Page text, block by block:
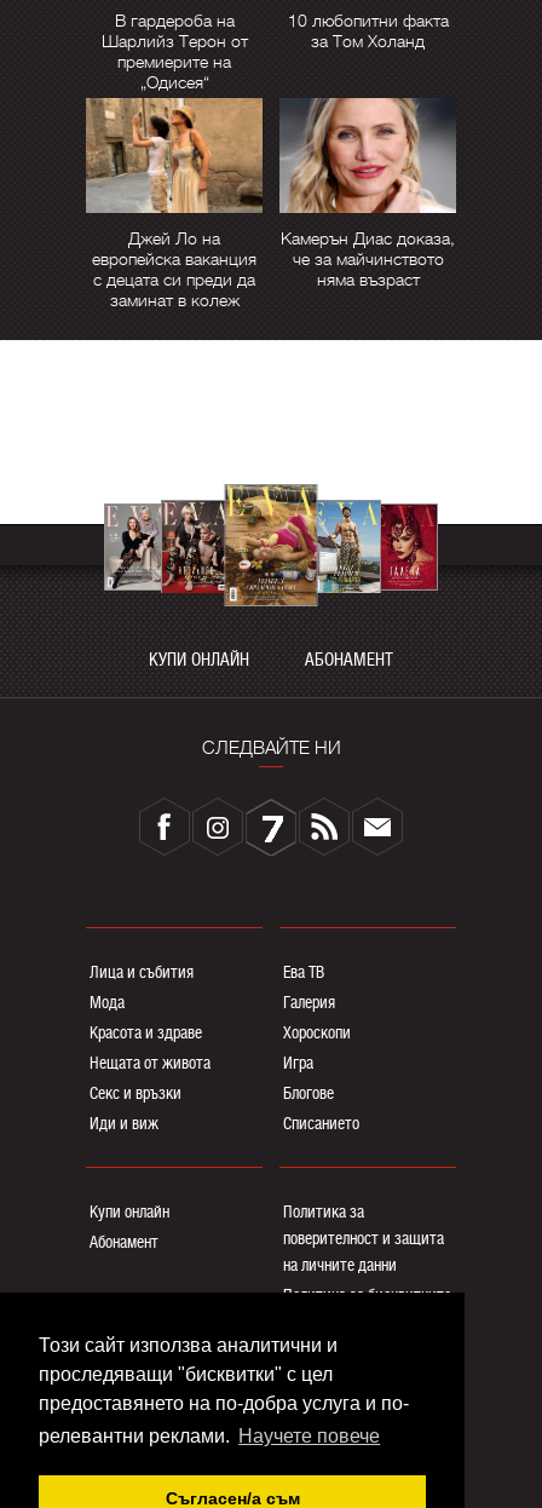
Този сайт използва аналитични и
проследяващи "бисквитки" с цел
предоставянето на по-добра услуга и по-
релевантни реклами. Научете повече
Съгласен/a съм
В гардероба на
Шарлийз Терон от
премиерите на
„Одисея“
10 любопитни факта
за Том Холанд
Джей Ло на
европейска ваканция
с децата си преди да
заминат в колеж
Камерън Диас доказа,
че за майчинството
няма възраст
КУПИ ОНЛАЙН АБОНАМЕНТ
СЛЕДВАЙТЕ НИ
Лица и събития
Мода
Красота и здраве
Нещата от живота
Секс и връзки
Иди и виж
Ева ТВ
Галерия
Хороскопи
Игра
Блогoве
Списанието
Купи онлайн
Абонамент
Политика за
поверителност и защита
на личните данни
Политика за бисквитките
Общи условия
Контакти